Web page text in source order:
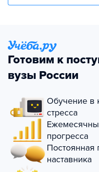
Готовим к
вузы России
Обучение в
стресса
прогресса
Постоянная
наставника